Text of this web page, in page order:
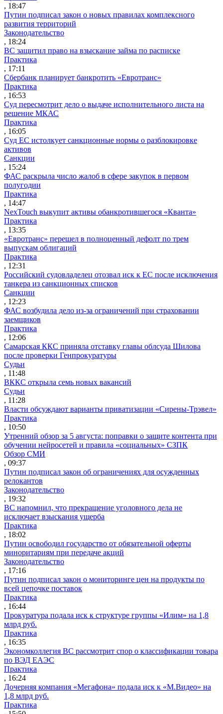
, 18:47
Путин подписал закон о новых правилах комплексного
развития территорий
Законодательство
, 18:24
ВС защитил право на взыскание займа по расписке
Практика
, 17:11
Сбербанк планирует банкротить «Евротранс»
Практика
, 16:53
Суд пересмотрит дело о выдаче исполнительного листа на
решение МКАС
Практика
, 16:05
Суд ЕС истолкует санкционные нормы о разблокировке
активов
Санкции
, 15:24
ФАС раскрыла число жалоб в сфере закупок в первом
полугодии
Практика
, 14:47
NexTouch выкупит активы обанкротившегося «Кванта»
Практика
, 13:35
«Евротранс» перешел в полноценный дефолт по трем
выпускам облигаций
Практика
, 12:31
Российский судовладелец отозвал иск к ЕС после исключения
танкера из санкционных списков
Санкции
, 12:23
ФАС возбудила дело из-за ограничений при страховании
заемщиков
Практика
, 12:06
Самарская ККС приняла отставку главы облсуда Шилова
после проверки Генпрокуратуры
Судьи
, 11:48
ВККС открыла семь новых вакансий
Судьи
, 11:28
Власти обсуждают варианты приватизации «Сирены-Трэвел»
Практика
, 10:50
Утренний обзор за 5 августа: поправки о защите контента при
обучении нейросетей и правила «социальных» СЗПК
Обзор СМИ
, 09:37
Путин подписал закон об ограничениях для осужденных
релокантов
Законодательство
, 19:32
ВС напомнил, что прекращение уголовного дела не
исключает взыскания ущерба
Практика
, 18:02
Путин освободил государство от обязательной оферты
миноритариям при передаче акций
Законодательство
, 17:16
Путин подписал закон о мониторинге цен на продукты по
всей цепочке поставок
Практика
, 16:44
Прокуратура подала иск к структуре группы «Илим» на 1,8
млрд руб.
Практика
, 16:35
Экономколлегия ВС рассмотрит спор о классификации товара
по ВЭД ЕАЭС
Практика
, 16:24
Дочерняя компания «Мегафона» подала иск к «М.Видео» на
1,8 млрд руб.
Практика